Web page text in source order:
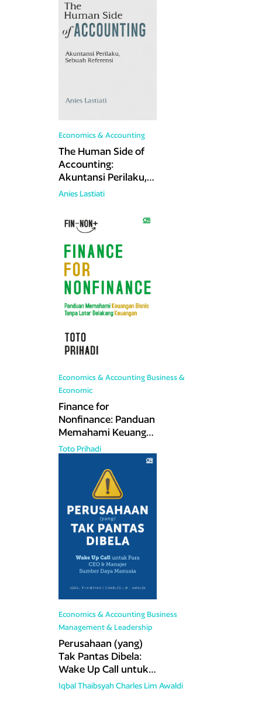
berbicarasecara
tentangpendidikan
dan lantang menyampaikan pendapat.
Economics & Accounting
The Human Side of
Accounting:
Akuntansi Perilaku,
Sebuah Referensi
Anies Lastiati
Economics & Accounting Business &
Economic
Finance for
Nonfinance: Panduan
Memahami Keuangan
Bisnis Tanpa Latar
Belakang Keuangan
Toto Prihadi
Economics & Accounting Business
Management & Leadership
Perusahaan (yang)
Tak Pantas Dibela:
Wake Up Call untuk
Para CEO & Manajer
Iqbal ThaibsyahCharles Lim Awaldi